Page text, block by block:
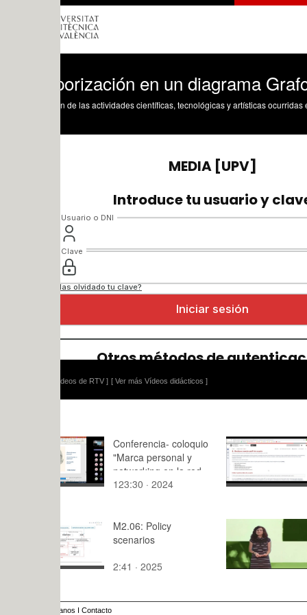
en un diagrama Grafcet
de las actividades científicas, tecnológicas y artísticas ocurridas en los tres
[ Ver más Vídeos didácticos ]
Conferencia- coloquio
"Marca personal y
networking en la red
profesional LinkedIn¿
123:30 · 2024
Jira/
Gestionar
usuario
6:,8 · 2021
M2.06: Policy
scenarios
2:41 · 2025
tiempo
2:,0 · 2014